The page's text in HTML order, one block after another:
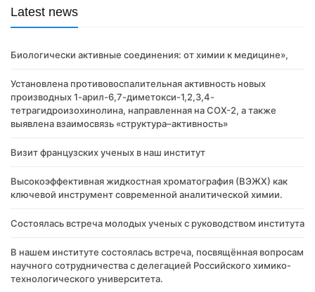
Latest news
Биологически активные соединения: от химии к медицине»,
Установлена противовоспалительная активность новых
производных 1-арил-6,7-диметокси-1,2,3,4-
тетрагидроизохинолина, направленная на COX-2, а также
выявлена взаимосвязь «структура–активность»
Визит французских ученых в наш институт
Высокоэффективная жидкостная хроматография (ВЭЖХ) как
ключевой инструмент современной аналитической химии.
Состоялась встреча молодых ученых с руководством института
В нашем институте состоялась встреча, посвящённая вопросам
научного сотрудничества с делегацией Российского химико-
технологического университета.